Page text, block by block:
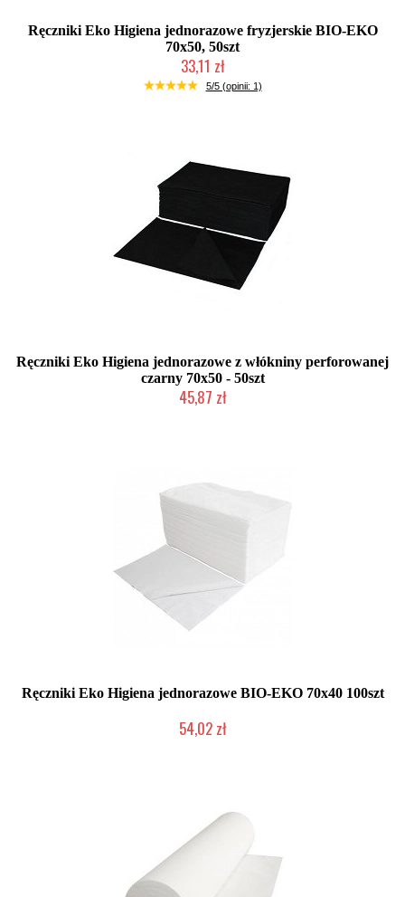
Ręczniki Eko Higiena jednorazowe fryzjerskie BIO-EKO
70x50, 50szt
33,11 zł
Duża ilość (wysyłka w 24h)
5/5 (opinii: 1)
Ręczniki Eko Higiena jednorazowe z włókniny perforowanej
czarny 70x50 - 50szt
45,87 zł
Ręczniki Eko Higiena jednorazowe BIO-EKO 70x40 100szt
54,02 zł